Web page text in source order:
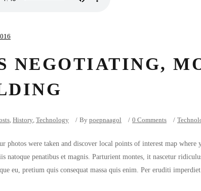
NEGOTIATING,
, History, Technology By poepnaagol 0 Comments
photos were taken and discover local points of interest map
natoque penatibus et magnis. Parturient montes, it nascetur
eu, pretium quis consequat massa quis enim. Per eruditi